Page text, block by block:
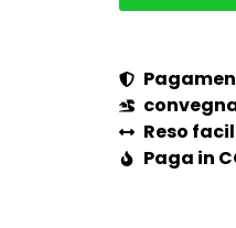
Reso
Paga in